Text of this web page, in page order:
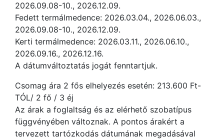
2026.09.08-10., 2026.12.09.
Fedett termálmedence: 2026.03.04., 2026.06.03.,
2026.09.08-10., 2026.12.09.
Kerti termálmedence: 2026.03.11., 2026.06.10.,
2026.09.16., 2026.12.16.
A dátumváltoztatás jogát fenntartjuk.
Csomag ára 2 fős elhelyezés esetén: 213.600 Ft-
TÓL/ 2 fő / 3 éj
Az árak a foglaltság és az elérhető szobatípus
függvényében változnak. A pontos árakért a
tervezett tartózkodás dátumának megadásával